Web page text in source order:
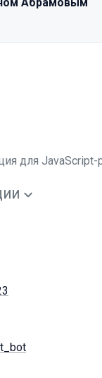
для JavaScript-